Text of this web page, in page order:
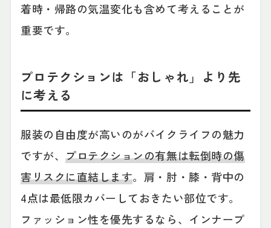
着時・帰路の気温変化も含めて考えることが
重要です。
プロテクションは「おしゃれ」より先
に考える
服装の自由度が高いのがバイクライフの魅力
ですが、プロテクションの有無は転倒時の傷
害リスクに直結します。肩・肘・膝・背中の
4点は最低限カバーしておきたい部位です。
ファッション性を優先するなら、インナープ